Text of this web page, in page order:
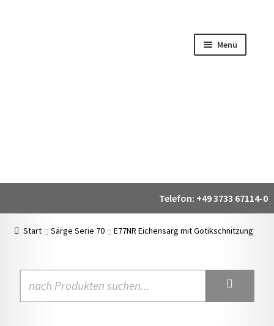
Start Särge Serie 70 E77NR Eichensarg mit Gotikschnitzung
Menü
Warenkorb
Mein Konto